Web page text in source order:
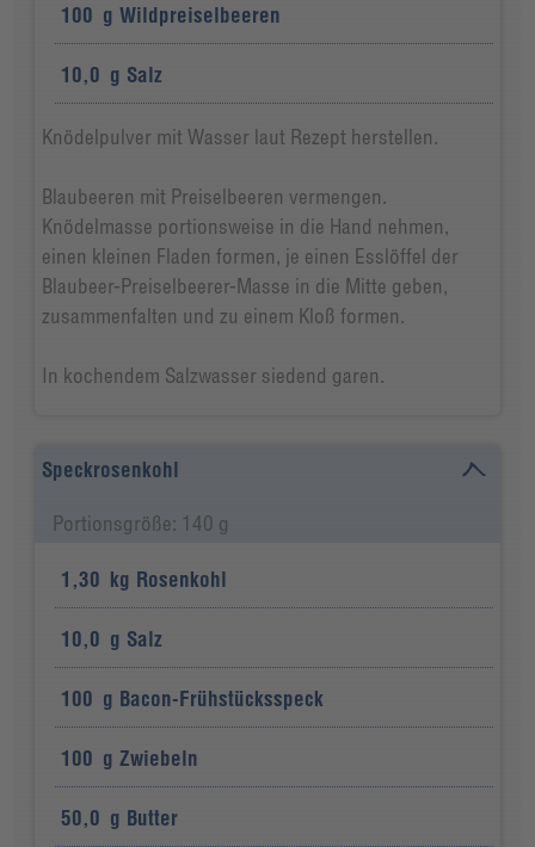
100 g Wildpreiselbeeren
10,0 g Salz
Knödelpulver mit Wasser laut Rezept herstellen.
Blaubeeren mit Preiselbeeren vermengen.
Knödelmasse portionsweise in die Hand nehmen,
einen kleinen Fladen formen, je einen Esslöffel der
Blaubeer-Preiselbeerer-Masse in die Mitte geben,
zusammenfalten und zu einem Kloß formen.
In kochendem Salzwasser siedend garen.
Speckrosenkohl
Portionsgröße: 140 g
1,30 kg Rosenkohl
10,0 g Salz
100 g Bacon-Frühstücksspeck
100 g Zwiebeln
50,0 g Butter